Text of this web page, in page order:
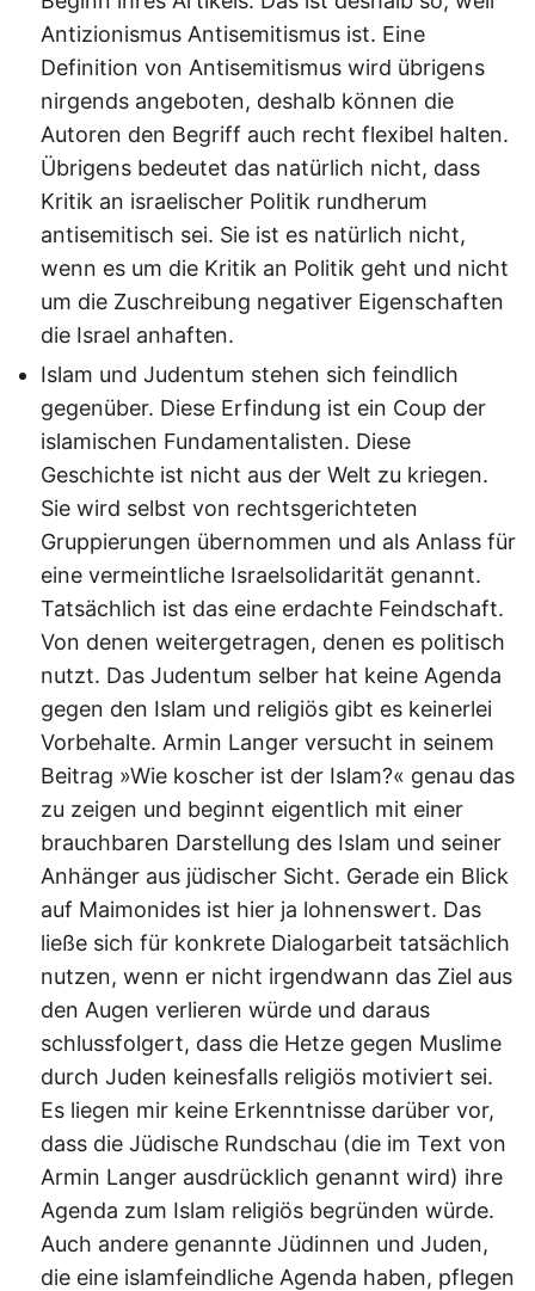
Antizionismus Antisemitismus ist. Eine
Definition von Antisemitismus wird übrigens
nirgends angeboten, deshalb können die
Autoren den Begriff auch recht flexibel halten.
Übrigens bedeutet das natürlich nicht, dass
Kritik an israelischer Politik rundherum
antisemitisch sei. Sie ist es natürlich nicht,
wenn es um die Kritik an Politik geht und nicht
um die Zuschreibung negativer Eigenschaften
die Israel anhaften.
Islam und Judentum stehen sich feindlich
gegenüber. Diese Erfindung ist ein Coup der
islamischen Fundamentalisten. Diese
Geschichte ist nicht aus der Welt zu kriegen.
Sie wird selbst von rechtsgerichteten
Gruppierungen übernommen und als Anlass für
eine vermeintliche Israelsolidarität genannt.
Tatsächlich ist das eine erdachte Feindschaft.
Von denen weitergetragen, denen es politisch
nutzt. Das Judentum selber hat keine Agenda
gegen den Islam und religiös gibt es keinerlei
Vorbehalte. Armin Langer versucht in seinem
Beitrag »Wie koscher ist der Islam?« genau das
zu zeigen und beginnt eigentlich mit einer
brauchbaren Darstellung des Islam und seiner
Anhänger aus jüdischer Sicht. Gerade ein Blick
auf Maimonides ist hier ja lohnenswert. Das
ließe sich für konkrete Dialogarbeit tatsächlich
nutzen, wenn er nicht irgendwann das Ziel aus
den Augen verlieren würde und daraus
schlussfolgert, dass die Hetze gegen Muslime
durch Juden keinesfalls religiös motiviert sei.
Es liegen mir keine Erkenntnisse darüber vor,
dass die Jüdische Rundschau (die im Text von
Armin Langer ausdrücklich genannt wird) ihre
Agenda zum Islam religiös begründen würde.
Auch andere genannte Jüdinnen und Juden,
die eine islamfeindliche Agenda haben, pflegen